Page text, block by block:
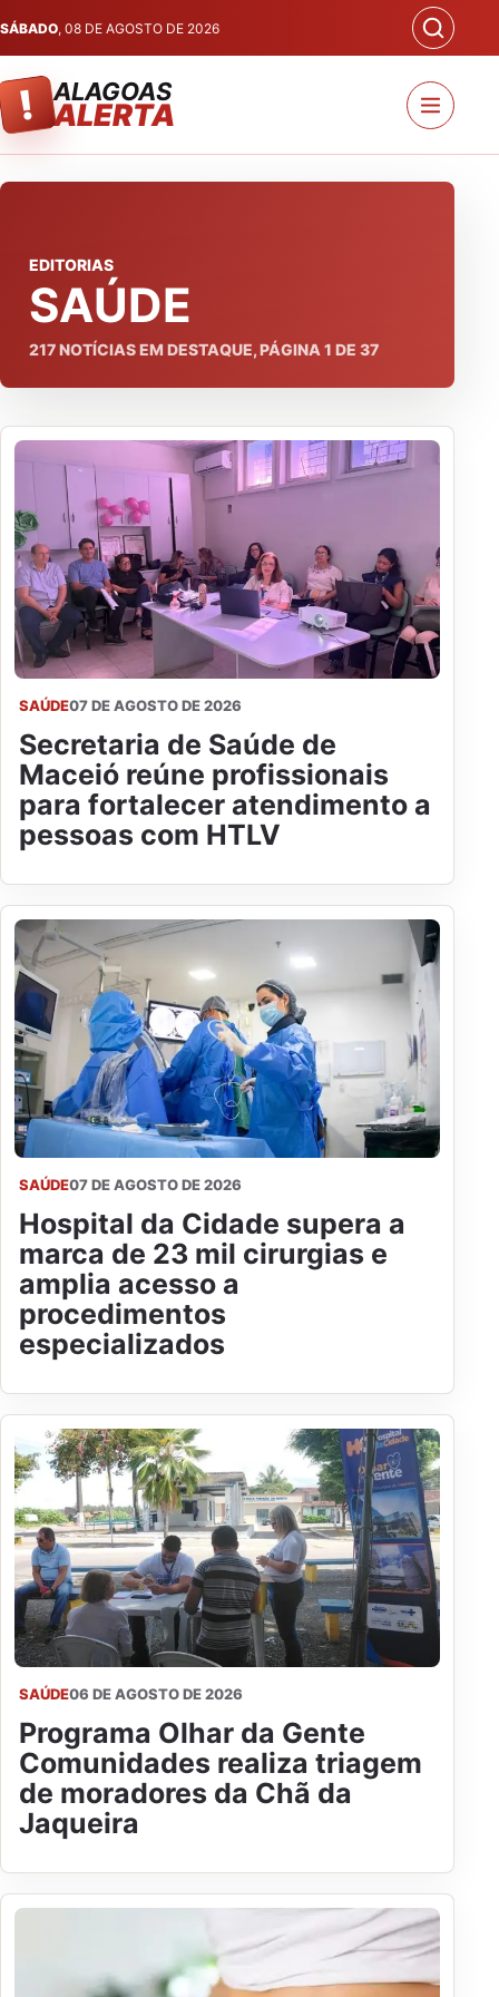
SÁBADO, 08 DE AGOSTO DE 2026
! ALAGOAS
ALERTA
EDITORIAS
SAÚDE
217NOTÍCIAS EM DESTAQUE, PÁGINA 1 DE 37
SAÚDE07 DE AGOSTO DE 2026
Secretaria de Saúde de
Maceió reúne profissionais
para fortalecer atendimento a
pessoas com HTLV
SAÚDE07 DE AGOSTO DE 2026
Hospital da Cidade supera a
marca de 23 mil cirurgias e
amplia acesso a
procedimentos
especializados
SAÚDE06 DE AGOSTO DE 2026
Programa Olhar da Gente
Comunidades realiza triagem
de moradores da Chã da
Jaqueira